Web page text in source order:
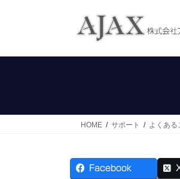
HOME サポート よくある
Facebook